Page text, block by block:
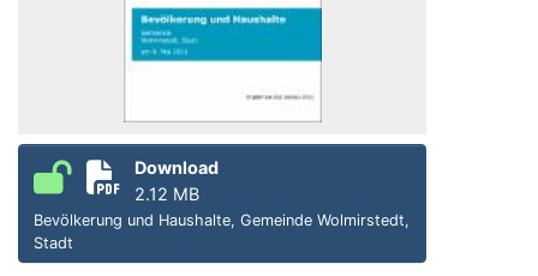
Download
2.12 MB
Bevölkerung und Haushalte, Gemeinde Wolmirstedt,
Stadt